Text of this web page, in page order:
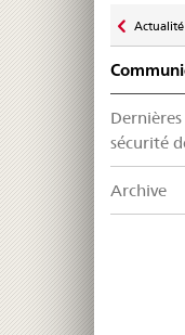
zu
Actualité
sécurité
Archive